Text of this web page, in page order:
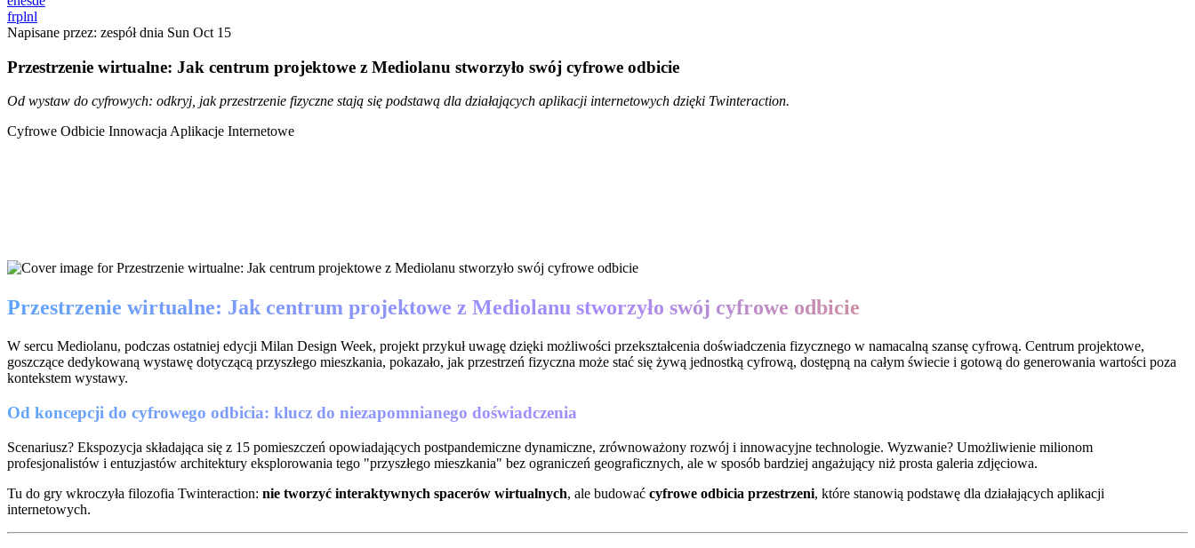
frplnl
Napisane przez: zespół dnia Sun Oct 15
Przestrzenie wirtualne: Jak centrum projektowe z Mediolanu stworzyło swój cyfrowe odbicie
Od wystaw do cyfrowych: odkryj, jak przestrzenie fizyczne stają się podstawą dla działających aplikacji internetowych dzięki Twinteraction.
Cyfrowe Odbicie InnowacjaAplikacje Internetowe
Przestrzenie wirtualne: Jak centrum projektowe z Mediolanu stworzyło swój cyfrowe odbicie
W sercu Mediolanu, podczas ostatniej edycji Milan Design Week, projekt przykuł uwagę dzięki możliwości przekształcenia doświadczenia fizycznego w namacalną szansę cyfrową. Centrum projektowe,
goszczące dedykowaną wystawę dotyczącą przyszłego mieszkania, pokazało, jak przestrzeń fizyczna może stać się żywą jednostką cyfrową, dostępną na całym świecie i gotową do generowania wartości poza
kontekstem wystawy.
Od koncepcji do cyfrowego odbicia: klucz do niezapomnianego doświadczenia
Scenariusz? Ekspozycja składająca się z 15 pomieszczeń opowiadających postpandemiczne dynamiczne, zrównoważony rozwój i innowacyjne technologie. Wyzwanie? Umożliwienie milionom
profesjonalistów i entuzjastów architektury eksplorowania tego "przyszłego mieszkania" bez ograniczeń geograficznych, ale w sposób bardziej angażujący niż prosta galeria zdjęciowa.
Tu do gry wkroczyła filozofia Twinteraction: nie tworzyć interaktywnych spacerów wirtualnych, ale budować cyfrowe odbicia przestrzeni, które stanowią podstawę dla działających aplikacji
internetowych.